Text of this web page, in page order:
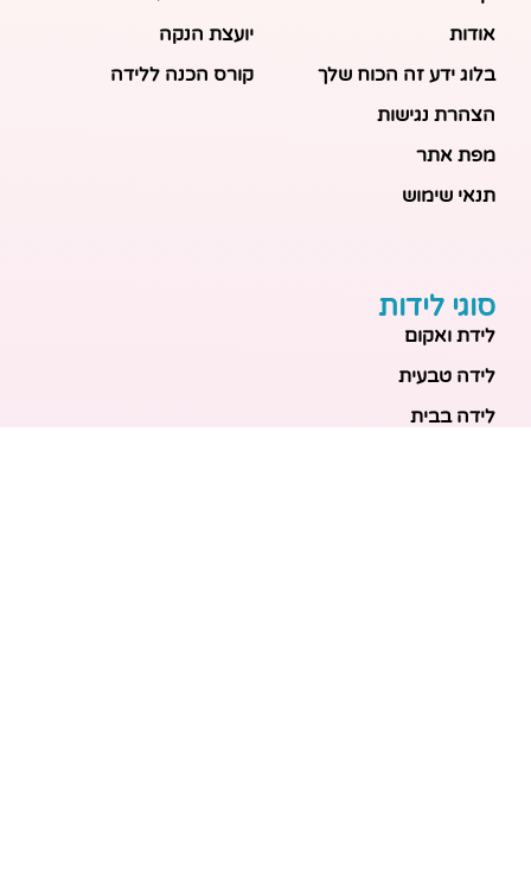
אודות
בלוג ידע זה הכוח שלך
הצהרת נגישות
מפת אתר
תנאי שימוש
יועצת הנקה
קורס הכנה ללידה
סוגי לידות
לידת ואקום
לידה טבעית
לידה בבית